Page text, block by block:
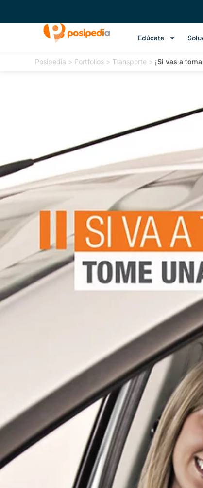
Edúcate
Posipedia > Portfolios > Transporte > ¡Si vas a